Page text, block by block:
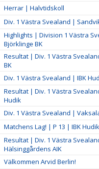
Herrar | Halvtidskoll
Div. 1 Västra Svealand |
Highlights | Division 1 Västra
Björklinge BK
Resultat | Div. 1 Västra
BK
Div. 1 Västra Svealand | IBK
Resultat | Div. 1 Västra
Hudik
Div. 1 Västra Svealand |
Matchens Lag! | P 13 | IBK
Resultat | Div. 1 Västra
Hälsinggårdens AIK
Välkommen Arvid Berlin!